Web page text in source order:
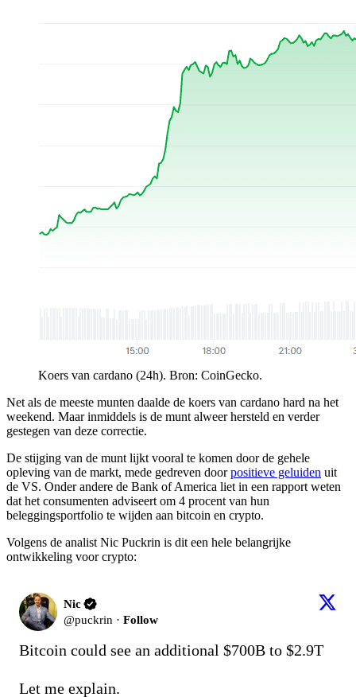
Koers van cardano (24h). Bron: CoinGecko.
Net als de meeste munten daalde de koers van cardano hard na het
weekend. Maar inmiddels is de munt alweer hersteld en verder
gestegen van deze correctie.
De stijging van de munt lijkt vooral te komen door de gehele
opleving van de markt, mede gedreven doorpositieve geluiden uit
de VS. Onder andere de Bank of America liet in een rapport weten
dat het consumenten adviseert om 4 procent van hun
beleggingsportfolio te wijden aan bitcoin en crypto.
Volgens de analist Nic Puckrin is dit een hele belangrijke
ontwikkeling voor crypto:
Nic
@puckrin · Follow
Bitcoin could see an additional $700B to $2.9T
Let me explain.